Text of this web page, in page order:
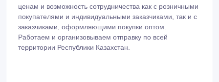
ценам и возможность сотрудничества как с розничными
покупателями и индивидуальными заказчиками, так и с
заказчиками, оформляющими покупки оптом.
Работаем и организовываем отправку по всей
территории Республики Казахстан.